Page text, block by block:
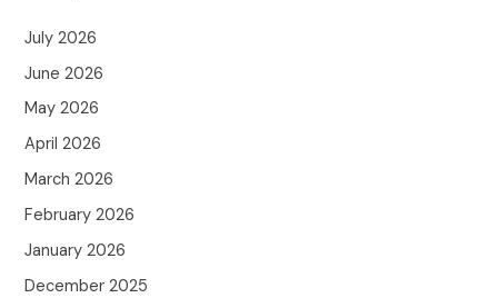
July 2026
June 2026
May 2026
April 2026
March 2026
February 2026
January 2026
December 2025